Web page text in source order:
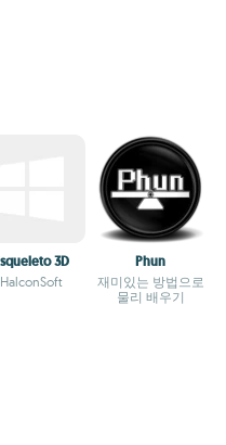
3D
HalconSoft
Phun
재미있는 방법으로
물리 배우기